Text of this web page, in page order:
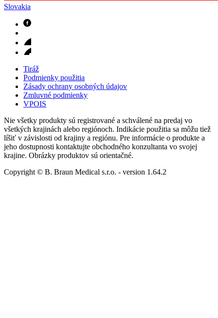
Slovakia
Tiráž
Podmienky použitia
Zásady ochrany osobných údajov
Zmluvné podmienky
VPOIS
Nie všetky produkty sú registrované a schválené na predaj vo
všetkých krajinách alebo regiónoch. Indikácie použitia sa môžu tiež
líšiť v závislosti od krajiny a regiónu. Pre informácie o produkte a
jeho dostupnosti kontaktujte obchodného konzultanta vo svojej
krajine. Obrázky produktov sú orientačné.
Copyright © B. Braun Medical s.r.o. - version 1.64.2